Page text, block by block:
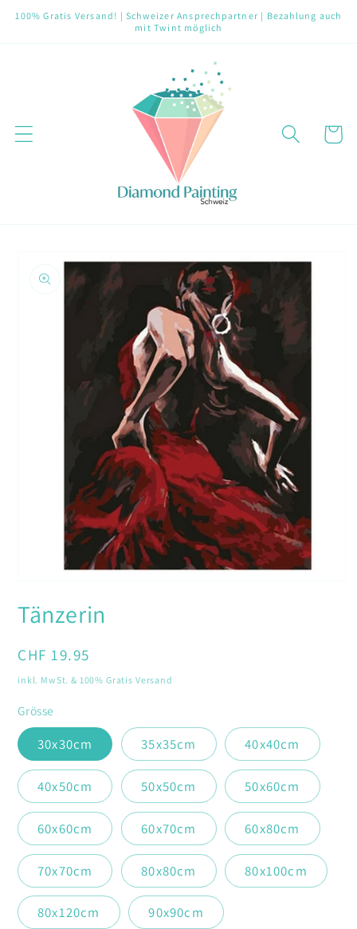
zum
100% Gratis Versand! | Schweizer Ansprechpartner | Bezahlung auch
mit Twint möglich
in
Modal
Tänzerin
Normaler
Preis
CHF 19.95
inkl. MwSt. & 100% Gratis Versand
Grösse
30x30cm 35x35cm 40x40cm
40x50cm 50x50cm 50x60cm
60x60cm 60x70cm 60x80cm
70x70cm 80x80cm 80x100cm
80x120cm 90x90cm